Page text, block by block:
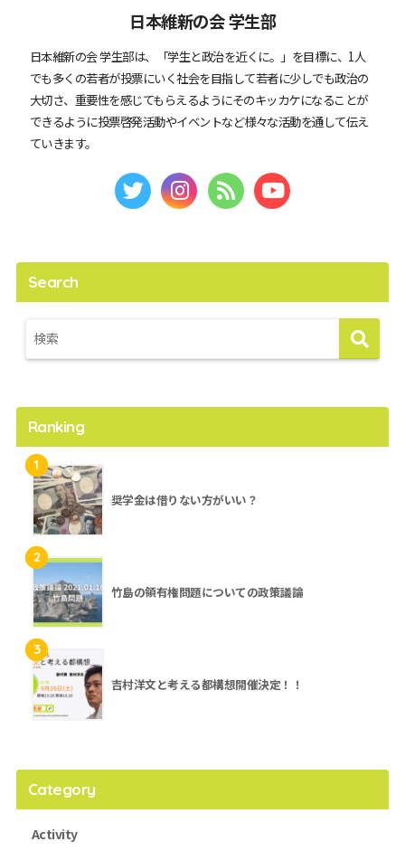
日本維新の会 学生部
日本維新の会 学生部は、「学生と政治を近くに。」を目標に、1人
でも多くの若者が投票にいく社会を目指して若者に少しでも政治の
大切さ、重要性を感じてもらえるようにそのキッカケになることが
できるように投票啓発活動やイベントなど様々な活動を通して伝え
ていきます。
Search
Ranking
1
奨学金は借りない方がいい？
2
竹島の領有権問題についての政策議論
3
吉村洋文と考える都構想開催決定！！
Category
Activity